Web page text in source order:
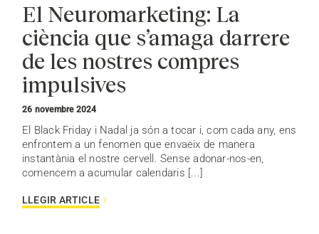
El Neuromarketing: La
ciència que s’amaga darrere
de les nostres compres
impulsives
26 novembre 2024
El Black Friday i Nadal ja són a tocar i, com cada any, ens
enfrontem a un fenomen que envaeix de manera
instantània el nostre cervell. Sense adonar-nos-en,
comencem a acumular calendaris [...]
LLEGIR ARTICLE